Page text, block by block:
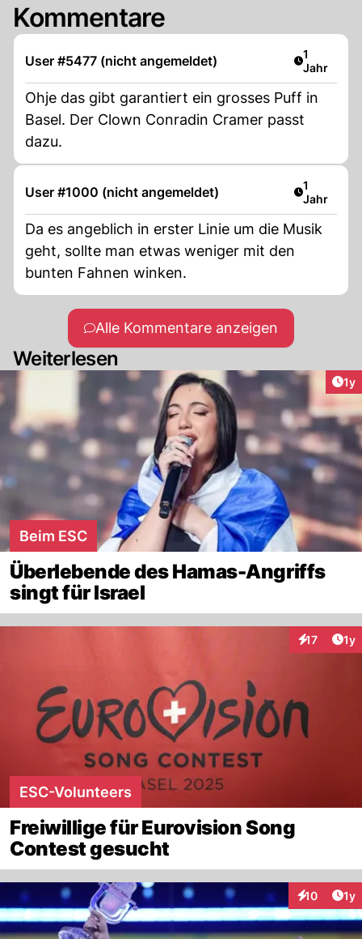
Kommentare
User #5477 (nicht angemeldet) Artikel
1
Jahr
Ohje das gibt garantiert ein grosses Puff in
Basel. Der Clown Conradin Cramer passt
dazu.
User #1000 (nicht angemeldet) Artikel
1
Jahr
Da es angeblich in erster Linie um die Musik
geht, sollte man etwas weniger mit den
bunten Fahnen winken.
Alle Kommentare anzeigen
Weiterlesen
1y
Beim ESC
Überlebende des Hamas-Angriffs
singt für Israel
17 1y
ESC-Volunteers
Freiwillige für Eurovision Song
Contest gesucht
10 1y